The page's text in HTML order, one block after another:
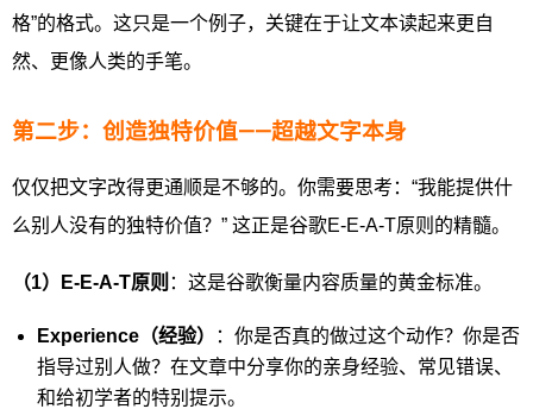
格”的格式。这只是一个例子，关键在于让文本读起来更自
然、更像人类的手笔。
第二步：创造独特价值——超越文字本身
仅仅把文字改得更通顺是不够的。你需要思考：“我能提供什
么别人没有的独特价值？” 这正是谷歌E-E-A-T原则的精髓。
（1）E-E-A-T原则 ：这是谷歌衡量内容质量的黄金标准。
Experience（经验）
：你是否真的做过这个动作？你是否
指导过别人做？在文章中分享你的亲身经验、常见错误、
和给初学者的特别提示。